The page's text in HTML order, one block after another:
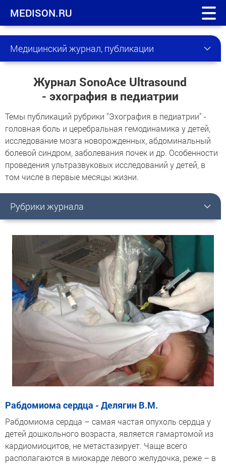
MEDISON.RU
Медицинский журнал, публикации
Журнал SonoAce Ultrasound
- эхография в педиатрии
Темы публикаций рубрики "Эхография в педиатрии" -
головная боль и церебральная гемодинамика у детей,
исследование мозга новорожденных, абдоминальный
болевой синдром, заболевания почек и др. Особенности
проведения ультразвуковых исследований у детей, в
том числе в первые месяцы жизни.
Рубрики журнала
Рабдомиома сердца - Делягин В.М.
Рабдомиома сердца – самая частая опухоль сердца у
детей дошкольного возраста, является гамартомой из
кардиомиоцитов, не метастазирует. Чаще всего
располагаются в миокарде левого желудочка, реже – в